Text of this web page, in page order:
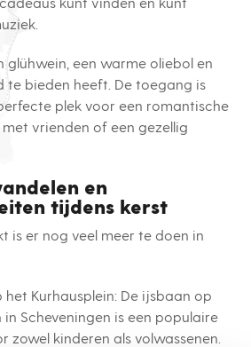
glühwein, een warme oliebol en
te bieden heeft. De toegang is
plek voor een romantische
vrienden of een gezellig
en
tijdens kerst
is er nog veel meer te doen in
Kurhausplein: De ijsbaan op
in Scheveningen is een populaire
zowel kinderen als volwassenen.